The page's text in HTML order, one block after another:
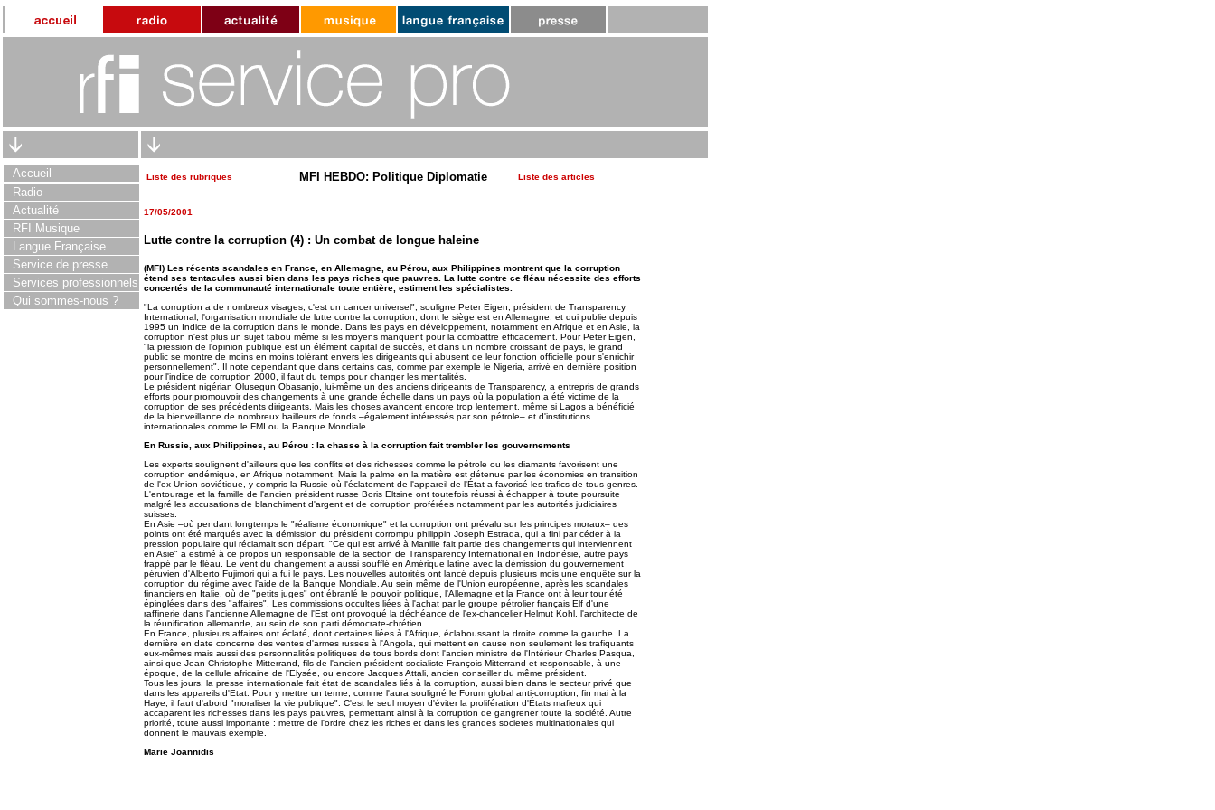
Accueil
Radio
Actualité
RFI Musique
Langue Française
Service de presse
Services professionnels
Qui sommes-nous ?
Liste des rubriques MFI HEBDO: Politique Diplomatie Liste des articles
17/05/2001
Lutte contre la corruption (4) : Un combat de longue haleine
(MFI) Les récents scandales en France, en Allemagne, au Pérou, aux Philippines montrent que la corruption
étend ses tentacules aussi bien dans les pays riches que pauvres. La lutte contre ce fléau nécessite des efforts
concertés de la communauté internationale toute entière, estiment les spécialistes.
"La corruption a de nombreux visages, c'est un cancer universel", souligne Peter Eigen, président de Transparency
International, l'organisation mondiale de lutte contre la corruption, dont le siège est en Allemagne, et qui publie depuis
1995 un Indice de la corruption dans le monde. Dans les pays en développement, notamment en Afrique et en Asie, la
corruption n'est plus un sujet tabou même si les moyens manquent pour la combattre efficacement. Pour Peter Eigen,
"la pression de l'opinion publique est un élément capital de succès, et dans un nombre croissant de pays, le grand
public se montre de moins en moins tolérant envers les dirigeants qui abusent de leur fonction officielle pour s'enrichir
personnellement". Il note cependant que dans certains cas, comme par exemple le Nigeria, arrivé en dernière position
pour l'indice de corruption 2000, il faut du temps pour changer les mentalités.
Le président nigérian Olusegun Obasanjo, lui-même un des anciens dirigeants de Transparency, a entrepris de grands
efforts pour promouvoir des changements à une grande échelle dans un pays où la population a été victime de la
corruption de ses précédents dirigeants. Mais les choses avancent encore trop lentement, même si Lagos a bénéficié
de la bienveillance de nombreux bailleurs de fonds –également intéressés par son pétrole– et d'institutions
internationales comme le FMI ou la Banque Mondiale.
En Russie, aux Philippines, au Pérou : la chasse à la corruption fait trembler les gouvernements
Les experts soulignent d'ailleurs que les conflits et des richesses comme le pétrole ou les diamants favorisent une
corruption endémique, en Afrique notamment. Mais la palme en la matière est détenue par les économies en transition
de l'ex-Union soviétique, y compris la Russie où l'éclatement de l'appareil de l'État a favorisé les trafics de tous genres.
L'entourage et la famille de l'ancien président russe Boris Eltsine ont toutefois réussi à échapper à toute poursuite
malgré les accusations de blanchiment d'argent et de corruption proférées notamment par les autorités judiciaires
suisses.
En Asie –où pendant longtemps le "réalisme économique" et la corruption ont prévalu sur les principes moraux– des
points ont été marqués avec la démission du président corrompu philippin Joseph Estrada, qui a fini par céder à la
pression populaire qui réclamait son départ. "Ce qui est arrivé à Manille fait partie des changements qui interviennent
en Asie" a estimé à ce propos un responsable de la section de Transparency International en Indonésie, autre pays
frappé par le fléau. Le vent du changement a aussi soufflé en Amérique latine avec la démission du gouvernement
péruvien d'Alberto Fujimori qui a fui le pays. Les nouvelles autorités ont lancé depuis plusieurs mois une enquête sur la
corruption du régime avec l'aide de la Banque Mondiale. Au sein même de l'Union européenne, après les scandales
financiers en Italie, où de "petits juges" ont ébranlé le pouvoir politique, l'Allemagne et la France ont à leur tour été
épinglées dans des "affaires". Les commissions occultes liées à l'achat par le groupe pétrolier français Elf d'une
raffinerie dans l'ancienne Allemagne de l'Est ont provoqué la déchéance de l'ex-chancelier Helmut Kohl, l'architecte de
la réunification allemande, au sein de son parti démocrate-chrétien.
En France, plusieurs affaires ont éclaté, dont certaines liées à l'Afrique, éclaboussant la droite comme la gauche. La
dernière en date concerne des ventes d'armes russes à l'Angola, qui mettent en cause non seulement les trafiquants
eux-mêmes mais aussi des personnalités politiques de tous bords dont l'ancien ministre de l'Intérieur Charles Pasqua,
ainsi que Jean-Christophe Mitterrand, fils de l'ancien président socialiste François Mitterrand et responsable, à une
époque, de la cellule africaine de l'Elysée, ou encore Jacques Attali, ancien conseiller du même président.
Tous les jours, la presse internationale fait état de scandales liés à la corruption, aussi bien dans le secteur privé que
dans les appareils d'Etat. Pour y mettre un terme, comme l'aura souligné le Forum global anti-corruption, fin mai à la
Haye, il faut d'abord "moraliser la vie publique". C'est le seul moyen d'éviter la prolifération d'États mafieux qui
accaparent les richesses dans les pays pauvres, permettant ainsi à la corruption de gangrener toute la société. Autre
priorité, toute aussi importante : mettre de l'ordre chez les riches et dans les grandes societes multinationales qui
donnent le mauvais exemple.
Marie Joannidis